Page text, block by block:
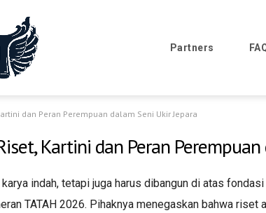
Partners
dan Peran Perempuan dalam Seni Ukir Jepara
Kartini dan Peran
indah, tetapi juga harus dibangun di atas
TATAH 2026. Pihaknya menegaskan bahwa riset